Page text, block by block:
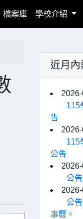
檔案庫 學校介紹
近月內
115
告
115
公告
公
公
事曆。